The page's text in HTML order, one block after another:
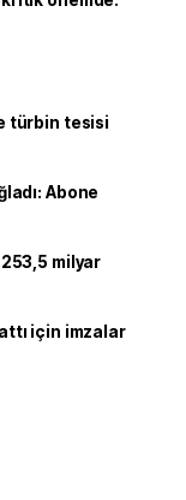
türbin tesisi
Abone
253,5 milyar
için imzalar